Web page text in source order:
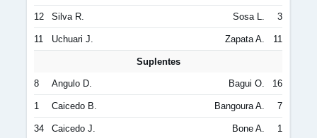
12 Silva R. Sosa L. 3
11 Uchuari J. Zapata A. 11
Suplentes
8 Angulo D. Bagui O. 16
1 Caicedo B. Bangoura A. 7
34 Caicedo J. Bone A. 1